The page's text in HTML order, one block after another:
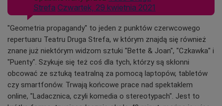
Strefa Czwartek, 29 kwietnia 2021
"Geometria propagandy" to jeden z punktów czerwcowego
repertuaru Teatru Druga Strefa, w którym znajdą się również
znane już niektórym widzom sztuki "Bette & Joan", "Czkawka" i
"Puenty". Szykuje się też coś dla tych, którzy są skłonni
obcować ze sztuką teatralną za pomocą laptopów, tabletów
czy smartfonów. Trwają końcowe prace nad spektaklem
online, "Ladacznica, czyli komedia o stereotypach". Jest to